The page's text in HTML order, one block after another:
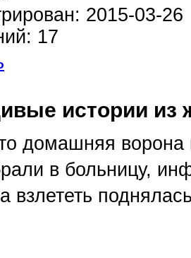
2015-03-26
17
истории из
домашняя ворона
в больницу,
взлететь